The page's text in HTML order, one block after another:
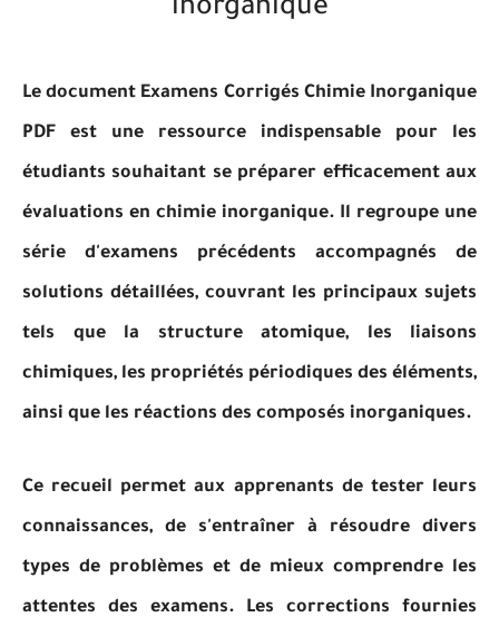
inorganique
Le document Examens Corrigés Chimie Inorganique
PDF est une ressource indispensable pour les
étudiants souhaitant se préparer efficacement aux
évaluations en chimie inorganique. Il regroupe une
série d'examens précédents accompagnés de
solutions détaillées, couvrant les principaux sujets
tels que la structure atomique, les liaisons
chimiques, les propriétés périodiques des éléments,
ainsi que les réactions des composés inorganiques.
Ce recueil permet aux apprenants de tester leurs
connaissances, de s'entraîner à résoudre divers
types de problèmes et de mieux comprendre les
attentes des examens. Les corrections fournies